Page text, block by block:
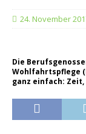
24. November
Die
Wohlfahrtspflege
ganz einfach: